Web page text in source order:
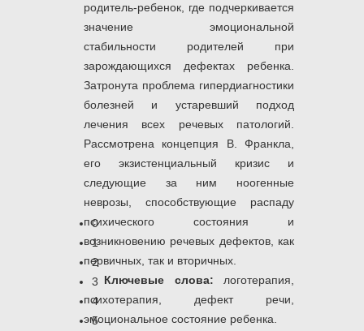
0
1
2
3
4
5
родитель-ребенок, где подчеркивается
значение эмоциональной
стабильности родителей при
зарождающихся дефектах ребенка.
Затронута проблема гипердиагностики
болезней и устаревший подход
лечения всех речевых патологий.
Рассмотрена концепция В. Франкла,
его экзистенциальный кризис и
следующие за ним ноогенные
неврозы, способствующие распаду
психического состояния и
возникновению речевых дефектов, как
первичных, так и вторичных.
Ключевые слова: логотерапия,
психотерапия, дефект речи,
эмоциональное состояние ребенка.